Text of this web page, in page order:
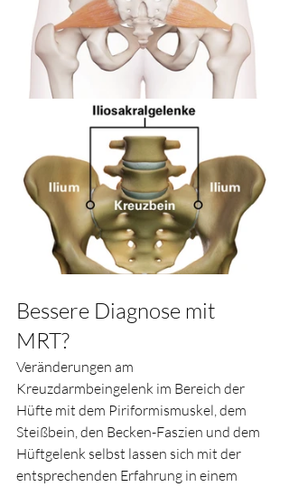
Bessere Diagnose mit
MRT?
Veränderungen am
Kreuzdarmbeingelenk im Bereich der
Hüfte mit dem Piriformismuskel, dem
Steißbein, den Becken-Faszien und dem
Hüftgelenk selbst lassen sich mit der
entsprechenden Erfahrung in einem